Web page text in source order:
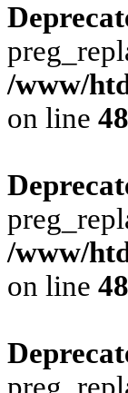
/www/
on line
/www/
on line